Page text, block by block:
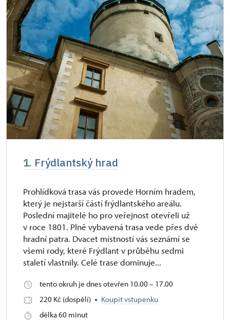
* Platí pouze pro jednu osobu (držitele
průkazu)
1. Frýdlantský hrad
Prohlídková trasa vás provede Horním hradem,
který je nejstarší částí frýdlantského areálu.
Poslední majitelé ho pro veřejnost otevřeli už
v roce 1801. Plně vybavená trasa vede přes dvě
hradní patra. Dvacet místností vás seznámí se
všemi rody, které Frýdlant v průběhu sedmi
staletí vlastnily. Celé trase dominuje...
tento okruh je dnes otevřen 10.00 – 17.00
220 Kč (dospělí)
Koupit vstupenku
délka 60 minut